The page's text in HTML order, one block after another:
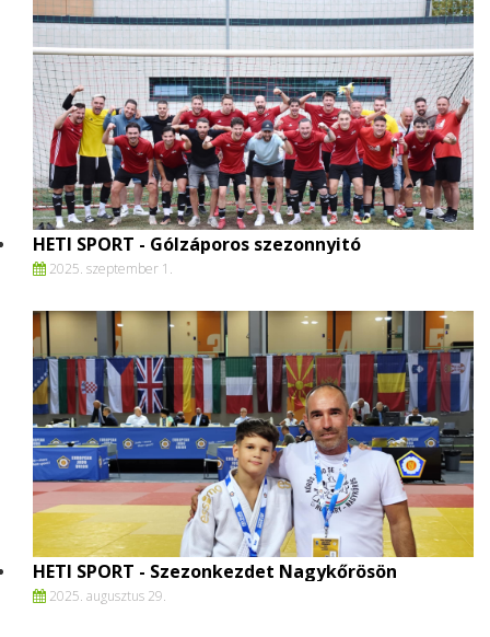
HETI SPORT - Gólzáporos szezonnyitó
2025. szeptember 1.
HETI SPORT - Szezonkezdet Nagykőrösön
2025. augusztus 29.